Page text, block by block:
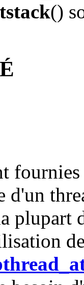
()
d'un
plupart